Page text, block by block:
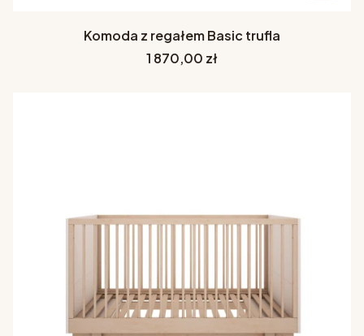
Komoda z regałem Basic trufla
Cena
1 870,00 zł